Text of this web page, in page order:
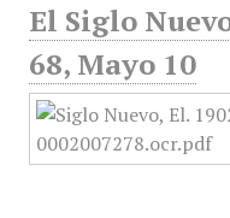
El Siglo
68, Mayo 10